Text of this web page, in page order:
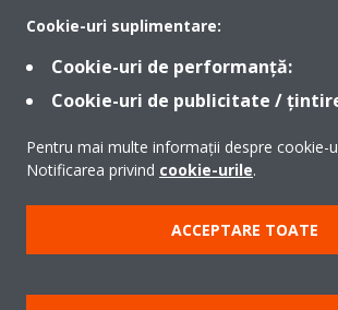
Contact
Produse
Copyright © Daikin
Notă legală
Cookie Notice Politica de
Cookie-uri suplimentare:
Cookie-uri de performanță:
Cookie-uri de publicitate /
Pentru mai multe informații despre cookie-
Notificarea privind cookie-urile.
ACCEPTARE TOATE